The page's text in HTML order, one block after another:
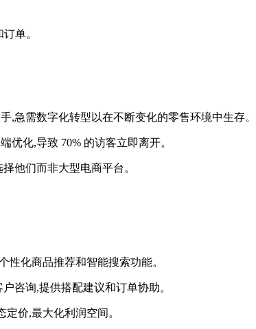
单。
,急需数字化转型以在不断变化的零售环境中生存。
优化,导致 70% 的访客立即离开。
他们而非大型电商平台。
性化商品推荐和智能搜索功能。
咨询,提供搭配建议和订单协助。
价,最大化利润空间。